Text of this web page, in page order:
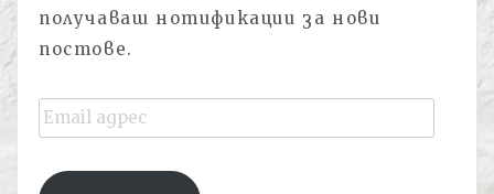
получаваш нотификации за нови
постове.
Email
адрес